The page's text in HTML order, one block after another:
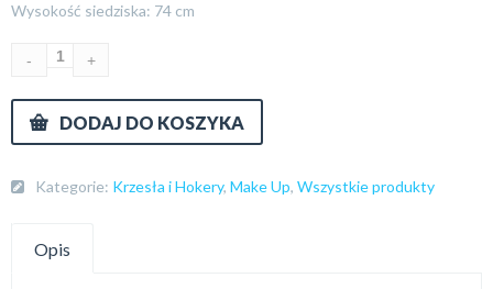
Wysokość siedziska: 74 cm
DODAJ DO KOSZYKA
Kategorie: Krzesła i Hokery, Make Up, Wszystkie produkty
Opis